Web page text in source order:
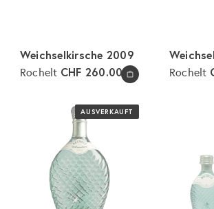
In den Warenkorb legen
Weichselkirsche 2009
Rochelt CHF 260.00 Rochelt
AUSVERKAUFT